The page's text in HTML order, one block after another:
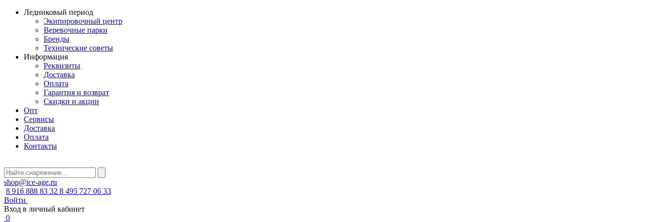
Ледниковый период
Экипировочный центр
Веревочные парки
Бренды
Технические советы
Информация
Реквизиты
Доставка
Оплата
Гарантия и возврат
Скидки и акции
Опт
Сервисы
Доставка
Оплата
Контакты
shop@ice-age.ru
8 916 888 83 32 8 495 727 06 33
Войти
Вход в личный кабинет
0